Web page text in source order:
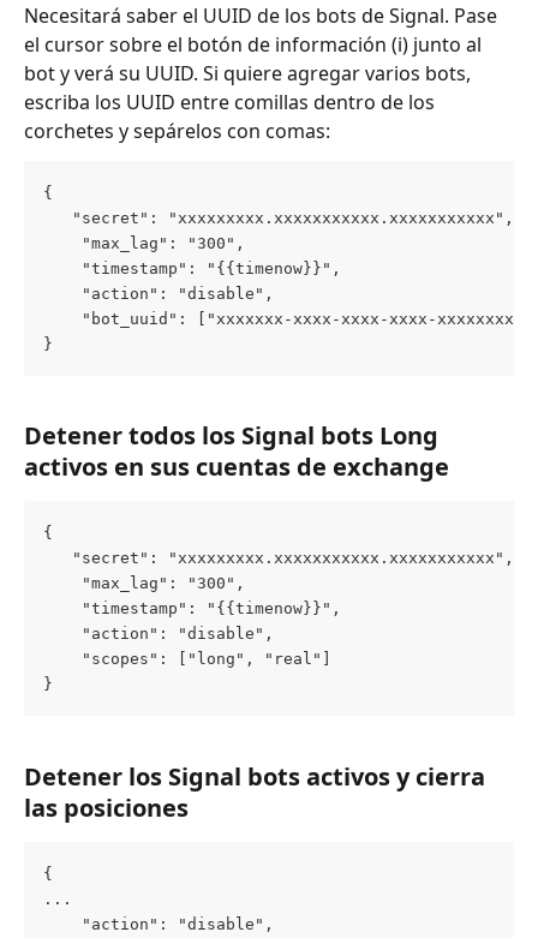
Necesitará saber el UUID de los bots de Signal. Pase
el cursor sobre el botón de información (i) junto al
bot y verá su UUID. Si quiere agregar varios bots,
escriba los UUID entre comillas dentro de los
corchetes y sepárelos con comas:
{
   "secret": "xxxxxxxxx.xxxxxxxxxxx.xxxxxxxxxxx",
    "max_lag": "300",
    "timestamp": "{{timenow}}",
    "action": "disable",
"bot_uuid": ["xxxxxxx-xxxx-xxxx-xxxx-
}
Detener todos los Signal bots Long
activos en sus cuentas de exchange
{
   "secret": "xxxxxxxxx.xxxxxxxxxxx.xxxxxxxxxxx",
    "max_lag": "300",
    "timestamp": "{{timenow}}",
    "action": "disable",
    "scopes": ["long", "real"]
}
Detener los Signal bots activos y cierra
las posiciones
{
...
    "action": "disable",